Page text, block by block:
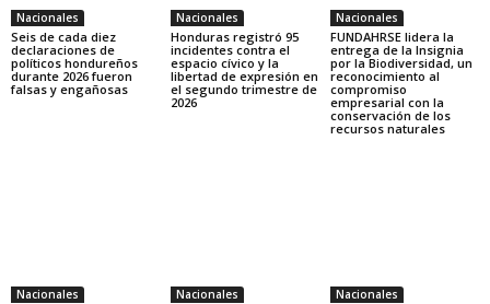
Nacionales
Seis de cada diez
declaraciones de
políticos hondureños
durante 2026 fueron
falsas y engañosas
Nacionales
Honduras registró 95
incidentes contra el
espacio cívico y la
libertad de expresión en
el segundo trimestre de
2026
Nacionales
FUNDAHRSE lidera la
entrega de la Insignia
por la Biodiversidad, un
reconocimiento al
compromiso
empresarial con la
conservación de los
recursos naturales
Nacionales Nacionales Nacionales